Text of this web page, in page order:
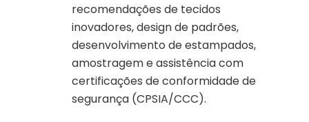
recomendações de tecidos
inovadores, design de padrões,
desenvolvimento de estampados,
amostragem e assistência com
certificações de conformidade de
segurança (CPSIA/CCC).